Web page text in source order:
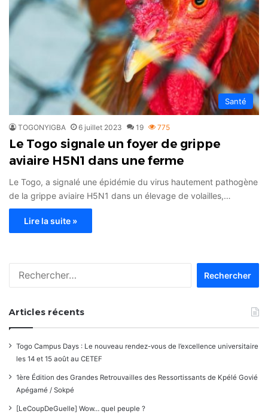
Santé
TOGONYIGBA 6 juillet 2023 19 775
Le Togo signale un foyer de grippe
aviaire H5N1 dans une ferme
Le Togo, a signalé une épidémie du virus hautement pathogène
de la grippe aviaire H5N1 dans un élevage de volailles,…
Lire la suite »
Articles récents
Togo Campus Days : Le nouveau rendez-vous de l’excellence universitaire
les 14 et 15 août au CETEF
1ère Édition des Grandes Retrouvailles des Ressortissants de Kpélé Govié
Apégamé / Sokpé
[LeCoupDeGuelle] Wow… quel peuple ?